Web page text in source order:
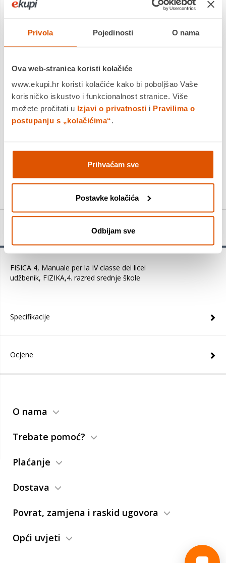
Privola Pojedinosti O nama
Ova web-stranica koristi kolačiće
www.ekupi.hr koristi kolačiće kako bi poboljšao Vaše
korisničko iskustvo i funkcionalnost stranice. Više
možete pročitati u Izjavi o privatnosti i Pravilima o
postupanju s „kolačićima“.
Prihvaćam sve
Postavke kolačića
Odbijam sve
Cijena 29,00 €
FISICA 4, Manuale per la IV classe dei licei udžbenik, FIZIKA,4.
razred srednje škole
Dostavljamo već od20.08.2026
Platite gotovinom pri preuzimanju, Internet bankarstvom, karticama
jednokratno i na rate
Povrat robe moguć unutar 14 dana
DODAJTE U KOŠARICU
KUPITE ODMAH
FISICA 4, Manuale per la IV classe dei licei
udžbenik, FIZIKA,4. razred srednje škole
Specifikacije
Ocjene
O nama
Trebate pomoć?
Plaćanje
Dostava
Povrat, zamjena i raskid ugovora
Opći uvjeti